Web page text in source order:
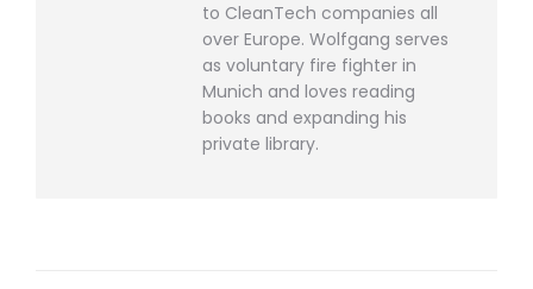
to CleanTech companies all
over Europe. Wolfgang serves
as voluntary fire fighter in
Munich and loves reading
books and expanding his
private library.